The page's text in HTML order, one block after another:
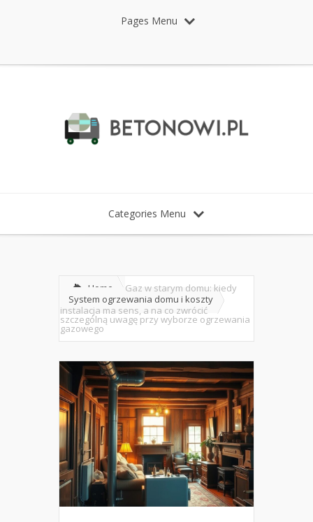
Pages Menu
Categories Menu
Home
System ogrzewania domu i koszty
Gaz w starym domu: kiedy
instalacja ma sens, a na co zwrócić
szczególną uwagę przy wyborze ogrzewania
gazowego